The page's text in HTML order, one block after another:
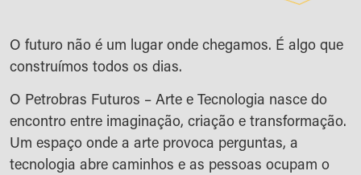
O futuro não é um lugar onde chegamos. É algo que
construímos todos os dias.
O Petrobras Futuros – Arte e Tecnologia nasce do
encontro entre imaginação, criação e transformação.
Um espaço onde a arte provoca perguntas, a
tecnologia abre caminhos e as pessoas ocupam o